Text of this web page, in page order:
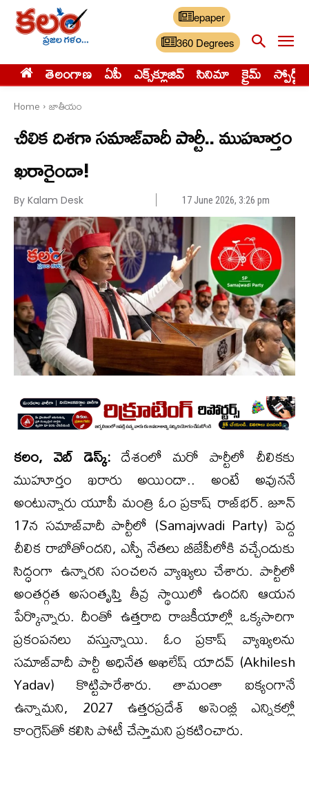
epaper
360 Degrees
తెలంగాణ ఏపీ ఎక్స్‌క్లూజివ్‌ సినిమా క్రైమ్ స్పోర్ట్స్
Home జాతీయం
చీలిక దిశగా సమాజ్‌వాదీ పార్టీ.. ముహూర్తం
ఖరారైందా!
By Kalam Desk 17 June 2026, 3:26 pm
కలం, వెబ్ డెస్క్:దేశంలో మరో పార్టీలో చీలికకు
ముహూర్తం ఖరారు అయిందా.. అంటే అవుననే
అంటున్నారు యూపీ మంత్రి ఓం ప్రకాష్ రాజ్‌భర్. జూన్
17న సమాజ్‌వాదీ పార్టీలో (Samajwadi Party) పెద్ద
చీలిక రాబోతోందని, ఎస్పీ నేతలు బీజేపీలోకి వచ్చేందుకు
సిద్ధంగా ఉన్నారని సంచలన వ్యాఖ్యలు చేశారు. పార్టీలో
అంతర్గత అసంతృప్తి తీవ్ర స్థాయిలో ఉందని ఆయన
పేర్కొన్నారు. దీంతో ఉత్తరాది రాజకీయాల్లో ఒక్కసారిగా
ప్రకంపనలు వస్తున్నాయి. ఓం ప్రకాష్ వ్యాఖ్యలను
సమాజ్‌వాదీ పార్టీ అధినేత అఖిలేష్ యాదవ్ (Akhilesh
Yadav) కొట్టిపారేశారు. తామంతా ఐక్యంగానే
ఉన్నామని, 2027 ఉత్తరప్రదేశ్ అసెంబ్లీ ఎన్నికల్లో
కాంగ్రెస్‌తో కలిసి పోటీ చేస్తామని ప్రకటించారు.